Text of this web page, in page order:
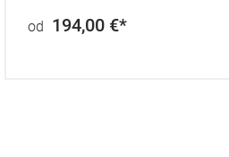
od 194,00 €*